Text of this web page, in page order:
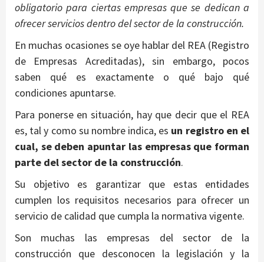
obligatorio para ciertas empresas que se dedican a
ofrecer servicios dentro del sector de la construcción.
En muchas ocasiones se oye hablar del REA (Registro
de Empresas Acreditadas), sin embargo, pocos
saben qué es exactamente o qué bajo qué
condiciones apuntarse.
Para ponerse en situación, hay que decir que el REA
es, tal y como su nombre indica, es un registro en el
cual, se deben apuntar las empresas que forman
parte del sector de la construcción.
Su objetivo es garantizar que estas entidades
cumplen los requisitos necesarios para ofrecer un
servicio de calidad que cumpla la normativa vigente.
Son muchas las empresas del sector de la
construcción que desconocen la legislación y la